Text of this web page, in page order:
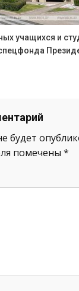
учащихся и
будет
помечены *